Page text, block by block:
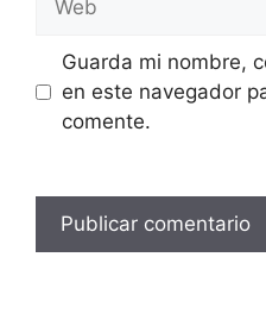
Guarda mi nombre,
en este navegador
comente.